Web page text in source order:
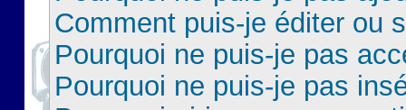
Comment puis-je éditer ou
Pourquoi ne puis-je pas
Pourquoi ne puis-je pas